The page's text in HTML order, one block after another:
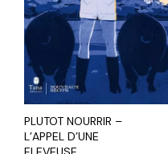
PLUTOT NOURRIR –
L’APPEL D’UNE